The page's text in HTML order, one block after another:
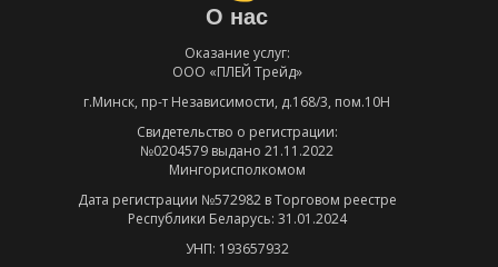
О нас
Оказание услуг:
ООО «ПЛЕЙ Трейд»
г.Минск, пр-т Независимости, д.168/3, пом.10Н
Свидетельство о регистрации:
№0204579 выдано 21.11.2022
Мингорисполкомом
Дата регистрации №572982 в Торговом реестре
Республики Беларусь: 31.01.2024
УНП: 193657932